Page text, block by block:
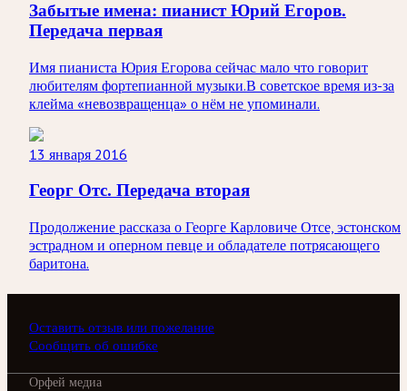
Забытые имена: пианист Юрий Егоров.
Передача первая
Имя пианиста Юрия Егорова сейчас мало что говорит
любителям фортепианной музыки.В советское время из-за
клейма «невозвращенца» о нём не упоминали.
13 января 2016
Георг Отс. Передача вторая
Продолжение рассказа о Георге Карловиче Отсе, эстонском
эстрадном и оперном певце и обладателе потрясающего
баритона.
Оставить отзыв или пожелание
Сообщить об ошибке
Орфей медиа